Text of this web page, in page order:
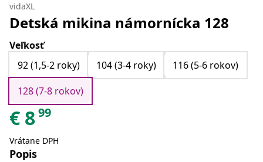
vidaXL
Detská mikina námornícka 128
Veľkosť
92 (1,5-2 roky)
104 (3-4 roky)
116 (5-6 rokov)
128 (7-8 rokov)
€ 899
Vrátane DPH
Popis